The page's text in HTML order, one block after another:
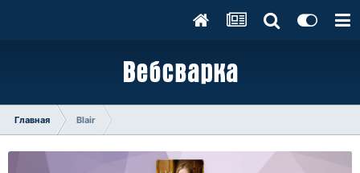
Главная Blair